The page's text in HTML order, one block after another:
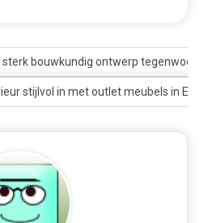
bouwkundig ontwerp
stijlvol in met outlet meubels in